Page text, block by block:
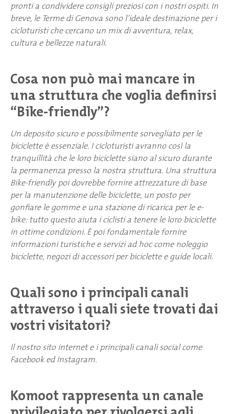
pronti a condividere consigli preziosi con i nostri ospiti. In
breve, le Terme di Genova sono l’ideale destinazione per i
cicloturisti che cercano un mix di avventura, relax,
cultura e bellezze naturali.
Cosa non può mai mancare in
una struttura che voglia definirsi
“Bike-friendly”?
Un deposito sicuro e possibilmente sorvegliato per le
biciclette è essenziale. I cicloturisti avranno così la
tranquillità che le loro biciclette siano al sicuro durante
la permanenza presso la nostra struttura. Una struttura
Bike-friendly poi dovrebbe fornire attrezzature di base
per la manutenzione delle biciclette, un posto per
gonfiare le gomme e una stazione di ricarica per le e-
bike: tutto questo aiuta i ciclisti a tenere le loro biciclette
in ottime condizioni. È poi fondamentale fornire
informazioni turistiche e servizi ad hoc come noleggio
biciclette, negozi di accessori per biciclette e guide locali.
Quali sono i principali canali
attraverso i quali siete trovati dai
vostri visitatori?
Il nostro sito internet e i principali canali social come
Facebook ed Instagram.
Komoot rappresenta un canale